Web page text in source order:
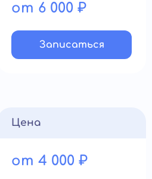
от 6 000 ₽
Записатьcя
Цена
от 4 000 ₽